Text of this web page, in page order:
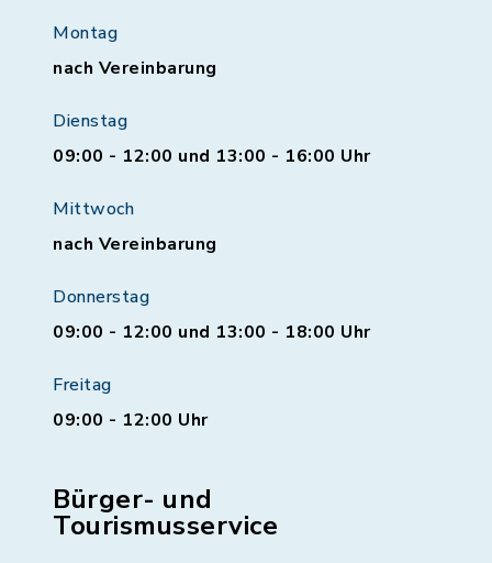
Montag
nach Vereinbarung
Dienstag
09:00 - 12:00 und 13:00 - 16:00 Uhr
Mittwoch
nach Vereinbarung
Donnerstag
09:00 - 12:00 und 13:00 - 18:00 Uhr
Freitag
09:00 - 12:00 Uhr
Bürger- und
Tourismusservice